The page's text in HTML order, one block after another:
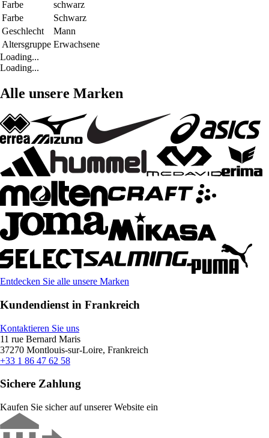
Farbe
schwarz
Farbe
Schwarz
Geschlecht
Mann
Altersgruppe Erwachsene
Loading...
Loading...
Alle unsere Marken
Entdecken Sie alle unsere Marken
Kundendienst in Frankreich
Kontaktieren Sie uns
11 rue Bernard Maris
37270 Montlouis-sur-Loire, Frankreich
+33 1 86 47 62 58
Sichere Zahlung
Kaufen Sie sicher auf unserer Website ein